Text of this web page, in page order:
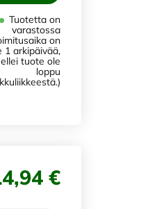
Tuotetta on
varastossa
on
1 arkipäivää,
ellei tuote ole
loppu
€